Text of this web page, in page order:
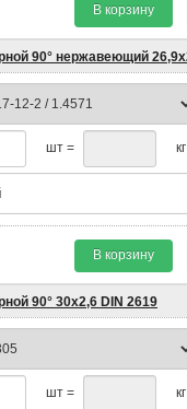
В корзину
90° нержавеющий
шт = кг
В корзину
90° 30х2,6 DIN 2619
шт = кг